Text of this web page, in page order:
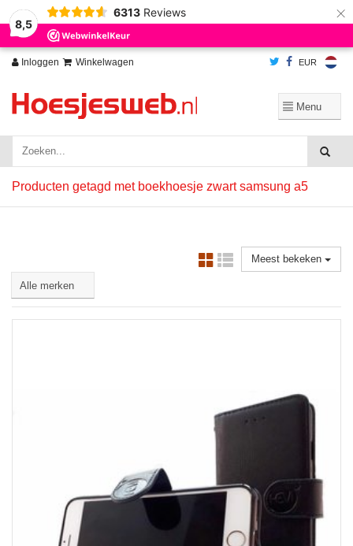
8,5
6313 Reviews ×
Inloggen Winkelwagen EUR
Producten getagd met boekhoesje zwart samsung a5
Meest bekeken
Wij slaan cookies op om onze website te verbeteren. Is dat akkoord?
Ja
Nee